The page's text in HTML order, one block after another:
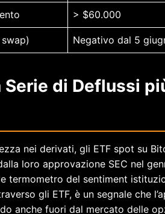
> $60.000
Negativo dal 5
Serie di Deflussi
nei derivati, gli ETF spot su
loro approvazione SEC nel
termometro del sentiment
gli ETF, è un segnale che
anche fuori dal mercato delle